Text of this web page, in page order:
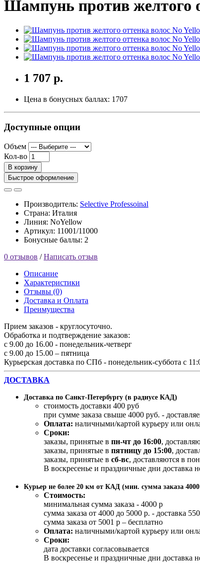
Шампунь против желтого
1 707 р.
Цена в бонусных баллах: 1707
Доступные опции
Объем
Кол-во
В корзину
Быстрое оформление
Производитель: Selective Professoinal
Страна: Италия
Линия: NoYellow
Артикул: 11001/11000
Бонусные баллы: 2
0 отзывов /Написать отзыв
Описание
Характеристики
Отзывы (0)
Доставка и Оплата
Преимущества
Прием заказов - круглосуточно.
Обработка и подтверждение заказов:
с 9.00 до 16.00 - понедельник-четверг
с 9.00 до 15.00 – пятница
Курьерская доставка по СПб - понедельник-суббота с
ДОСТАВКА
Доставка по Санкт-Петербургу (в радиусе КАД)
стоимость доставки 400 руб
при сумме заказа свыше 4000 руб. -
Оплата: наличными/картой курьеру или
Сроки:
заказы, принятые в пн-чт до 16:00,
заказы, принятые в пятницу до 15:00,
заказы, принятые в сб-вс, доставляются в
В воскресенье и праздничные дни доставка
Курьер не более 20 км от КАД (мин. сумма заказа
Стоимость:
минимальная сумма заказа - 4000 р
сумма заказа от 4000 до 5000 р. - доставка
сумма заказа от 5001 р – бесплатно
Оплата: наличными/картой курьеру или
Сроки:
дата доставки согласовывается
В воскресенье и праздничные дни доставка